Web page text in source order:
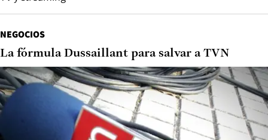
NEGOCIOS
La fórmula Dussaillant para salvar a TVN